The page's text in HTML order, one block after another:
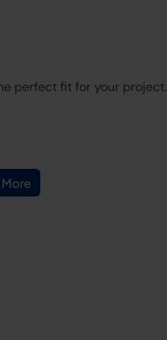
perfect fit for your project.